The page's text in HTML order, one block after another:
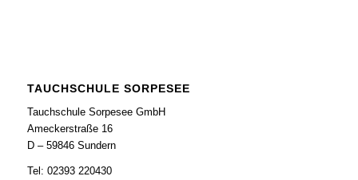
TAUCHSCHULE SORPESEE
Tauchschule Sorpesee GmbH
Ameckerstraße 16
D – 59846 Sundern
Tel: 02393 220430